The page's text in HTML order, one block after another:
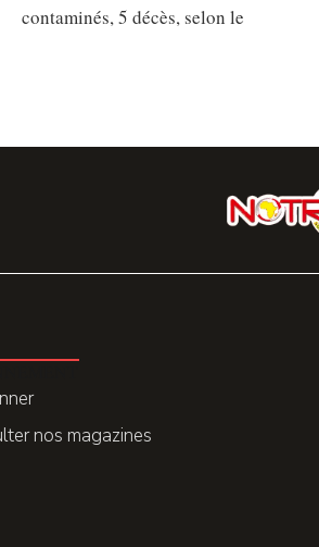
contaminés, 5 décès, selon le
nos magazines